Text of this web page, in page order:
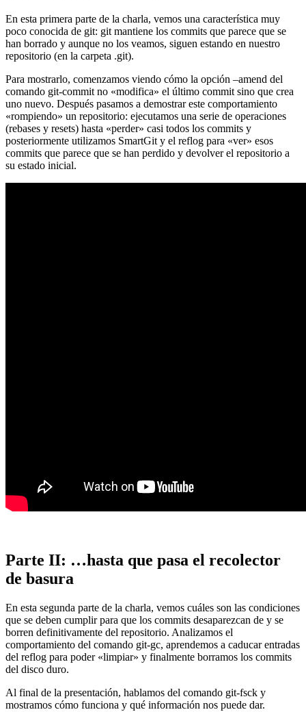
En esta primera parte de la charla, vemos una característica muy
poco conocida de git: git mantiene los commits que parece que se
han borrado y aunque no los veamos, siguen estando en nuestro
repositorio (en la carpeta .git).
Para mostrarlo, comenzamos viendo cómo la opción –amend del
comando git-commit no «modifica» el último commit sino que crea
uno nuevo. Después pasamos a demostrar este comportamiento
«rompiendo» un repositorio: ejecutamos una serie de operaciones
(rebases y resets) hasta «perder» casi todos los commits y
posteriormente utilizamos SmartGit y el reflog para «ver» esos
commits que parece que se han perdido y devolver el repositorio a
su estado inicial.
Parte II: …hasta que pasa el recolector
de basura
En esta segunda parte de la charla, vemos cuáles son las condiciones
que se deben cumplir para que los commits desaparezcan de y se
borren definitivamente del repositorio. Analizamos el
comportamiento del comando git-gc, aprendemos a caducar entradas
del reflog para poder «limpiar» y finalmente borramos los commits
del disco duro.
Al final de la presentación, hablamos del comando git-fsck y
mostramos cómo funciona y qué información nos puede dar.